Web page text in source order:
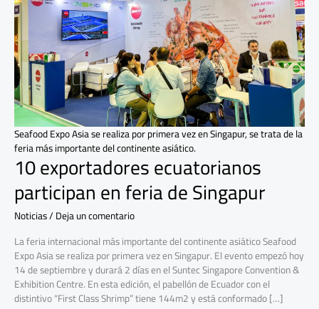
10 exportadores ecuatorianos
participan en feria de Singapur
Noticias/Deja un comentario
La feria internacional más importante del continente asiático Seafood
Expo Asia se realiza por primera vez en Singapur. El evento empezó hoy
14 de septiembre y durará 2 días en el Suntec Singapore Convention &
Exhibition Centre. En esta edición, el pabellón de Ecuador con el
distintivo “First Class Shrimp” tiene 144m2 y está conformado […]
Singapur
Seafood Expo Asia se realiza por primera vez en Singapur, se trata de la
feria más importante del continente asiático.